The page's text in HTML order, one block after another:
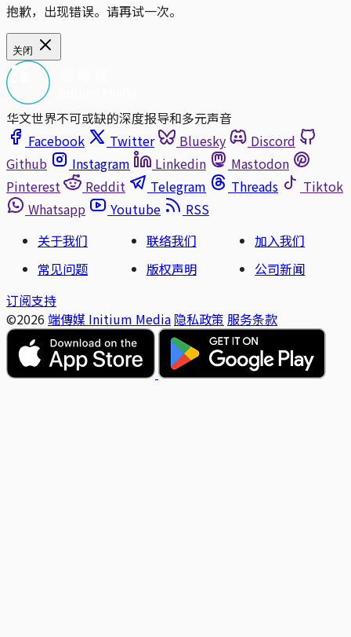
抱歉，出现错误。请再试一次。
关闭
华文世界不可或缺的深度报导和多元声音
Facebook
Twitter Bluesky
Discord
Github
Instagram Linkedin
Mastodon
Pinterest
Reddit Telegram Threads
Tiktok
Whatsapp
Youtube
RSS
关于我们
联络我们
加入我们
常见问题
版权声明
公司新闻
订阅支持
©2026 端傳媒 Initium Media 隐私政策 服务条款